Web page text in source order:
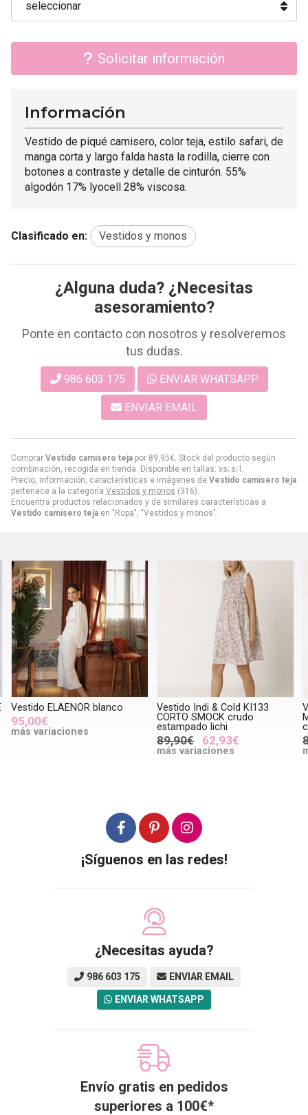
Solicitar información
Comprar Vestido camisero teja por 89,95€. Stock del producto según
combinación, recogida en tienda. Disponible en tallas: xs; s; l.
Precio, información, características e imágenes de Vestido camisero teja
pertenece a la categoría Vestidos y monos (316).
Encuentra productos relacionados y de similares características a
Vestido camisero teja en "Ropa", "Vestidos y monos".
Información
Vestido de piqué camisero, color teja, estilo safari, de
manga corta y largo falda hasta la rodilla, cierre con
botones a contraste y detalle de cinturón. 55%
algodón 17% lyocell 28% viscosa.
Clasificado en: Vestidos y monos
¿Alguna duda? ¿Necesitas
asesoramiento?
Ponte en contacto con nosotros y resolveremos
tus dudas.
986 603 175 ENVIAR WHATSAPP
ENVIAR EMAIL
Vestido Indi & Cold KI133
CORTO SMOCK crudo
estampado lichi
Vestido Indi & Cold SK415
MIDI COMBINADO verde
carbón
89,90€ 62,93€
más variaciones
¡Síguenos en las redes!
¿Necesitas ayuda?
986 603 175 ENVIAR EMAIL
ENVIAR WHATSAPP
Envío gratis en pedidos
superiores a 100€*